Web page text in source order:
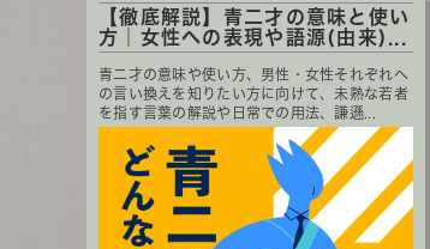
【徹底解説】青二才の意味と使い
方｜女性への表現や語源(由来)...
青二才の意味や使い方、男性・女性それぞれへ
の言い換えを知りたい方に向けて、未熟な若者
を指す言葉の解説や日常での用法、謙遜...